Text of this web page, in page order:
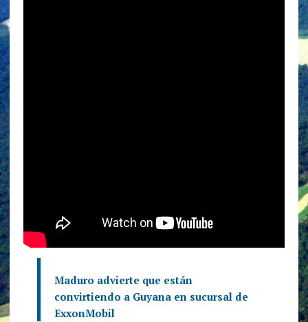
Maduro advierte que están
convirtiendo a Guyana en sucursal de
ExxonMobil